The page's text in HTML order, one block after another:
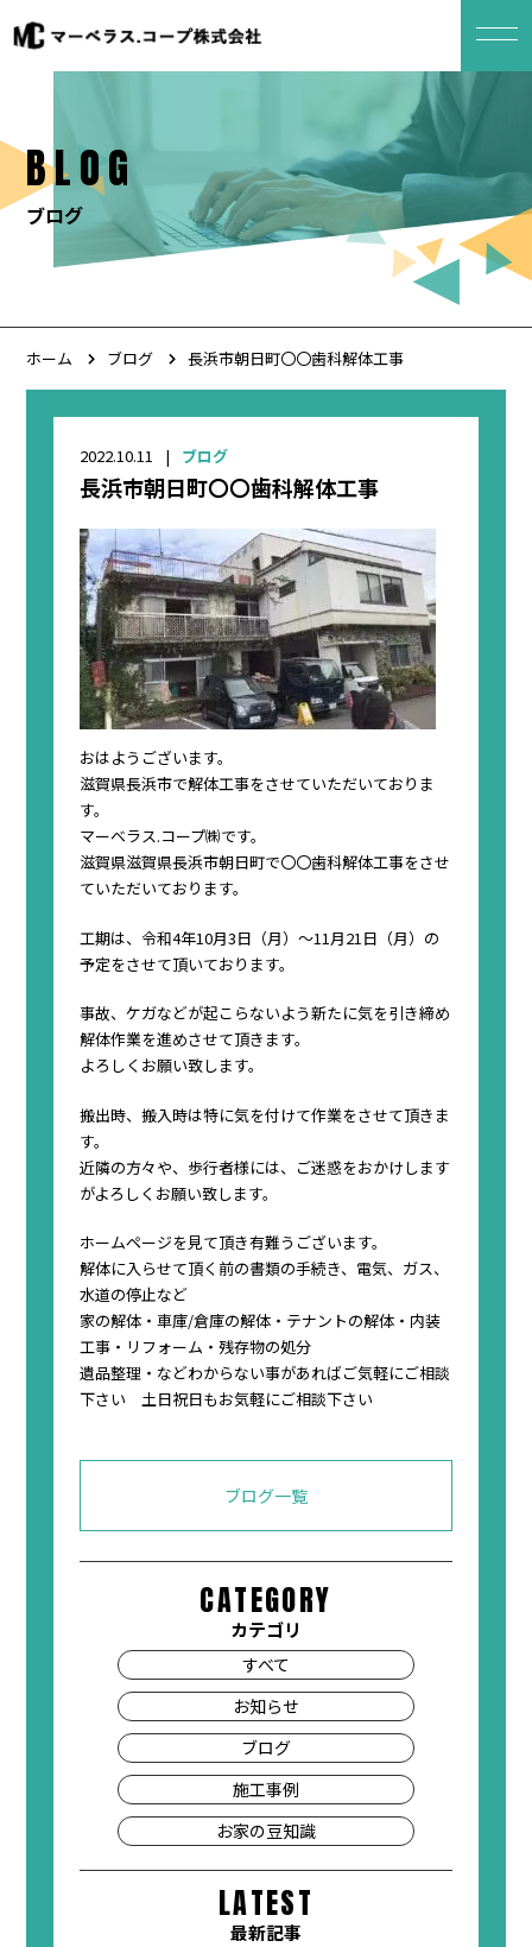
BLOG
ブログ
ホーム ブログ 長浜市朝日町〇〇歯科解体工事
2022.10.11 ブログ
長浜市朝日町〇〇歯科解体工事
おはようございます。
滋賀県長浜市で解体工事をさせていただいておりま
す。
マーベラス.コープ㈱です。
滋賀県滋賀県長浜市朝日町で〇〇歯科解体工事をさせ
ていただいております。
工期は、令和4年10月3日（月）〜11月21日（月）の
予定をさせて頂いております。
事故、ケガなどが起こらないよう新たに気を引き締め
解体作業を進めさせて頂きます。
よろしくお願い致します。
搬出時、搬入時は特に気を付けて作業をさせて頂きま
す。
近隣の方々や、歩行者様には、ご迷惑をおかけします
がよろしくお願い致します。
ホームページを見て頂き有難うございます。
解体に入らせて頂く前の書類の手続き、電気、ガス、
水道の停止など
家の解体・車庫/倉庫の解体・テナントの解体・内装
工事・リフォーム・残存物の処分
遺品整理・などわからない事があればご気軽にご相談
下さい 土日祝日もお気軽にご相談下さい
ブログ一覧
CATEGORY
カテゴリ
すべて
お知らせ
ブログ
施工事例
お家の豆知識
LATEST
最新記事